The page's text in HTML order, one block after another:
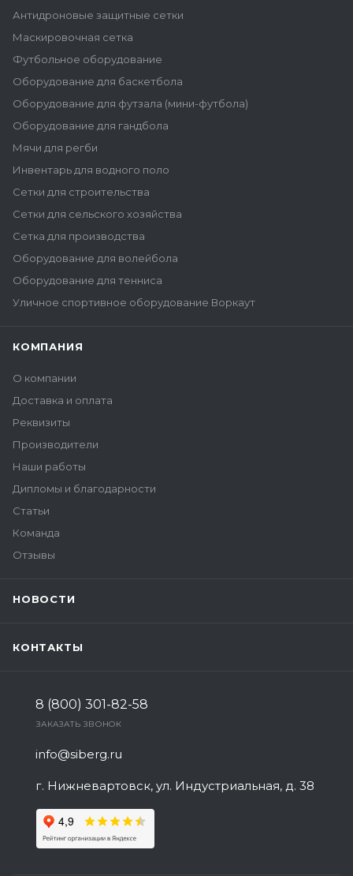
Антидроновые защитные сетки
Маскировочная сетка
Футбольное оборудование
Оборудование для баскетбола
Оборудование для футзала (мини-футбола)
Оборудование для гандбола
Мячи для регби
Инвентарь для водного поло
Сетки для строительства
Сетки для сельского хозяйства
Сетка для производства
Оборудование для волейбола
Оборудование для тенниса
Уличное спортивное оборудование Воркаут
КОМПАНИЯ
О компании
Доставка и оплата
Реквизиты
Производители
Наши работы
Дипломы и благодарности
Статьи
Команда
Отзывы
НОВОСТИ
КОНТАКТЫ
8 (800) 301-82-58
ЗАКАЗАТЬ ЗВОНОК
info@siberg.ru
г. Нижневартовск, ул. Индустриальная, д. 38